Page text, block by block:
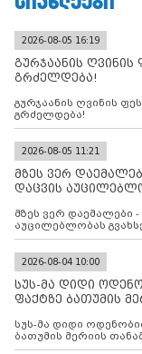
2026-08-05 16:19
გურჯაანის
გრძელდება!
გურჯაანის ღვინის
გრძელდება!
2026-08-05 11:21
მზეს ვერ
დაცვის
მზეს ვერ დაემალები -
აუცილებლობას
2026-08-04 10:00
სუს-მა დიდი
ფაქტზე ბათუმის
სუს-მა დიდი ოდენობით ქრთამის მოთხოვნისა და აღების ფაქტზე
ბათუმის მერიის